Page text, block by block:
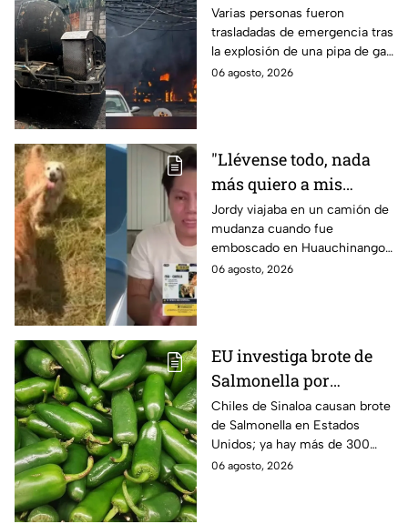
se reportan más de 20
personas con
quemaduras
Varias personas fueron
trasladadas de emergencia tras
la explosión de una pipa de gas
cerca de la colonia Las
06 agosto, 2026
"Llévense todo, nada
más quiero a mis
perritas": Asaltan a un
joven, vacían sus
cuentas y le roban a sus
mascotas en
Jordy viajaba en un camión de
mudanza cuando fue
emboscado en Huauchinango,
Puebla, Además de quitarle
06 agosto, 2026
EU investiga brote de
Salmonella por
jalapeños de Sinaloa
Chiles de Sinaloa causan brote
de Salmonella en Estados
Unidos; ya hay más de 300
enfermos en 27 estados.
06 agosto, 2026